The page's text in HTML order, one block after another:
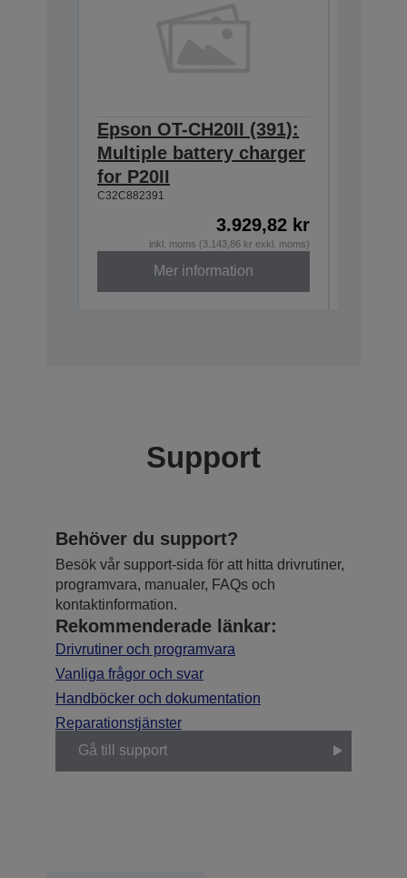
Epson OT-CH20II (391):
Multiple battery charger
for P20II
C32C882391
3.929,82 kr
inkl. moms (3.143,86 kr exkl. moms)
Mer information
Support
Behöver du support?
Besök vår support-sida för att hitta drivrutiner,
programvara, manualer, FAQs och
kontaktinformation.
Rekommenderade länkar:
Drivrutiner och programvara
Vanliga frågor och svar
Handböcker och dokumentation
Reparationstjänster
Gå till support